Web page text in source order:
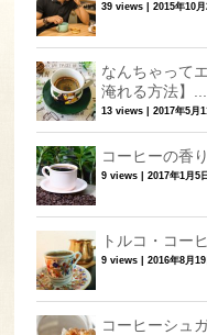
39 views |2015年10月
なんちゃって
淹れる方法】...
13 views |2017年5月
コーヒーの香
9 views |2017年1月5日
トルコ・コー
9 views |2016年8月19
コーヒーシュ